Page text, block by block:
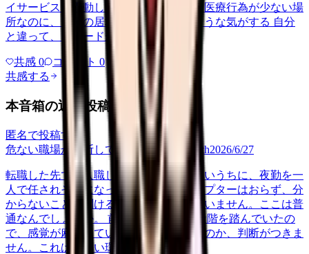
イサービスに異動してきて。ただでさえ医療行為が少ない場
所なのに、自分の居場所がなくなったような気がする 自分
と違って、スピードが速いし…
共感 0 コメント 0
共感する
本音箱の近い投稿
匿名で投稿する
危ない職場か判断してほしいcareer-growth2026/6/27
転職した先で、入職して二ヶ月も経たないうちに、夜勤を一
人で任されそうになっています。プリセプターはおらず、分
からないことを聞ける相手も日によっていません。ここは普
通なんでしょうか。 前の職場はもっと段階を踏んでいたの
で、感覚が麻痺しているのか自分が甘いのか、判断がつきま
せん。これは危ない環境なのか…